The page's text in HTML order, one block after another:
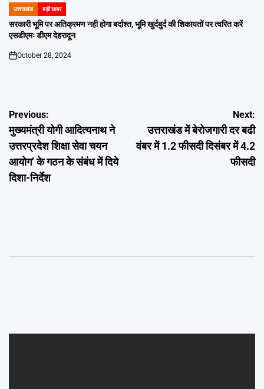
POSTED
IN
उत्तराखंड बड़ी खबर
सरकारी भूमि पर अतिक्रमण नही होगा बर्दाश्त, भूमि खुर्दबुर्द की शिकायतों पर त्वरित करें
एसडीएमः डीएम देहरादून
on
October 28, 2024
Post
navigation
Previous:
मुख्यमंत्री योगी आदित्यनाथ ने
उत्तरप्रदेश शिक्षा सेवा चयन
आयोग’ के गठन के संबंध में दिये
दिशा-निर्देश
Next:
उत्तराखंड में बेरोजगारी दर बढी
वंबर में 1.2 फीसदी दिसंबर में 4.2
फीसदी